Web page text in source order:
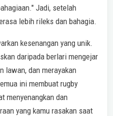
Jadi, setelah
lebih rileks dan bahagia.
kesenangan yang unik.
daripada berlari mengejar
lawan, dan merayakan
ini membuat rugby
menyenangkan dan
yang kamu rasakan saat